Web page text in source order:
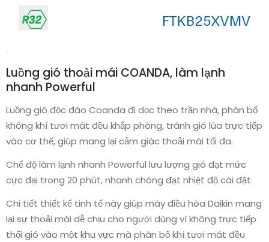
.
Luồng gió thoải mái COANDA, làm lạnh
nhanh Powerful
Luồng gió độc đáo Coanda đi dọc theo trần nhà, phân bổ
không khí tươi mát đều khắp phòng, tránh gió lùa trực tiếp
vào cơ thể, giúp mang lại cảm giác thoải mái tối đa.
Chế độ làm lạnh nhanh Powerful lưu lượng gió đạt mức
cực đại trong 20 phút, nhanh chóng đạt nhiệt độ cài đặt.
Chi tiết thiết kế tinh tế này giúp máy điều hòa Daikin mang
lại sự thoải mái dễ chịu cho người dùng vì không trực tiếp
thổi gió vào một khu vực mà phân bổ khí tươi mát đều